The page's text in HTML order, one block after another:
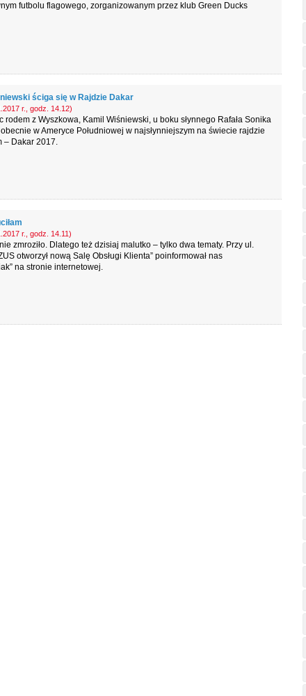
futbolu flagowego, zorganizowanym przez klub Green Ducks
ściga się w Rajdzie Dakar
r., godz. 14.12)
rodem z Wyszkowa, Kamil Wiśniewski, u boku słynnego Rafała Sonika
w Ameryce Południowej w najsłynniejszym na świecie rajdzie
– Dakar 2017.
r., godz. 14.11)
zmroziło. Dlatego też dzisiaj malutko – tylko dwa tematy. Przy ul.
otworzył nową Salę Obsługi Klienta” poinformował nas
na stronie internetowej.